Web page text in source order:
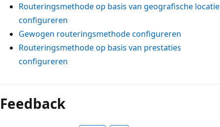
Routeringsmethode op basis van geografische locatie
configureren
Gewogen routeringsmethode configureren
Routeringsmethode op basis van prestaties
configureren
Feedback